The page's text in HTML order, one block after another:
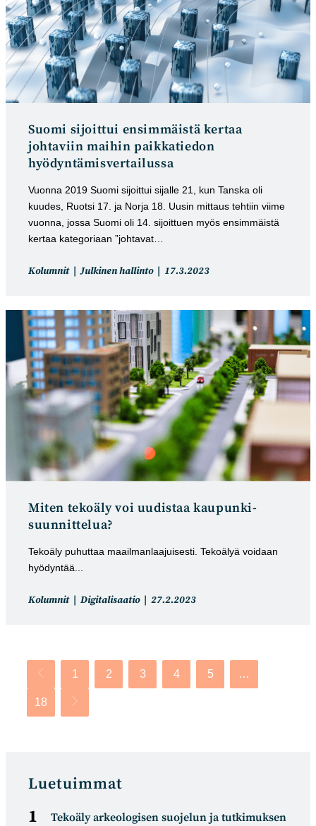
Suomi sijoittui ensim­mäistä kertaa
johtaviin maihin paik­katiedon
hyödyntämis­vertailussa
Vuonna 2019 Suomi sijoittui sijalle 21, kun Tanska oli
kuudes, Ruotsi 17. ja Norja 18. Uusin mittaus tehtiin viime
vuonna, jossa Suomi oli 14. sijoittuen myös ensimmäistä
kertaa kategoriaan ”johtavat…
Artikkelin
Kolumnit Julkinen hallinto
Artikkeli
17.3.2023
Miten tekoäly voi uudistaa kaupunki­­­
suunnittelua?
Tekoäly puhuttaa maailmanlaajuisesti. Tekoälyä voidaan
hyödyntää...
Artikkelin
Kolumnit Digitalisaatio
Artikkeli
27.2.2023
Siirry edelliselle sivulle
1 2 3 4 5 …
18 Siirry seuraavalle sivulle
Luetuimmat
Tekoäly arkeologisen suojelun ja tutkimuksen